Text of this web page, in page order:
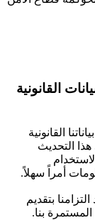
القانونية
القانونية
التحديث
أمراً سهلاً.
بتقديم
بنا.